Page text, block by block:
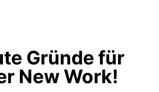
Gründe für
New Work!